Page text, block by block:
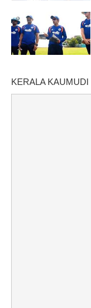
KERALA KAUMUDI